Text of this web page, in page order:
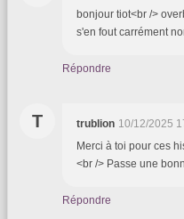
bonjour tiot<br />
s'en fout carrément
Répondre
T trublion 10/12/2025
Merci à toi pour ces
<br /> Passe une
Répondre